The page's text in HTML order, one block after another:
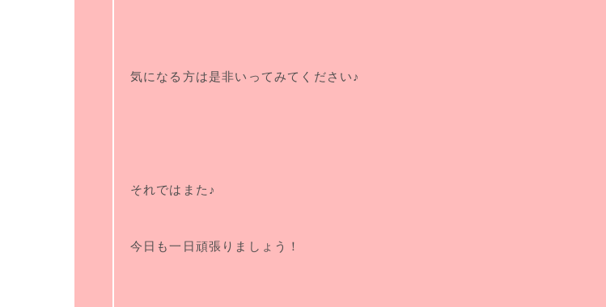
気になる方は是非いってみてください♪
それではまた♪
今日も一日頑張りましょう！